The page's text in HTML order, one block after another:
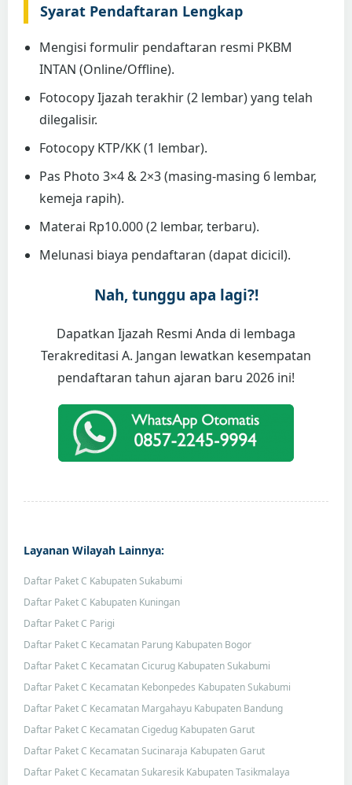
Syarat Pendaftaran Lengkap
Mengisi formulir pendaftaran resmi PKBM
INTAN (Online/Offline).
Fotocopy Ijazah terakhir (2 lembar) yang telah
dilegalisir.
Fotocopy KTP/KK (1 lembar).
Pas Photo 3×4 & 2×3 (masing-masing 6 lembar,
kemeja rapih).
Materai Rp10.000 (2 lembar, terbaru).
Melunasi biaya pendaftaran (dapat dicicil).
Nah, tunggu apa lagi?!
Dapatkan Ijazah Resmi Anda di lembaga
Terakreditasi A. Jangan lewatkan kesempatan
pendaftaran tahun ajaran baru 2026 ini!
Layanan Wilayah Lainnya:
Daftar Paket C Kabupaten Sukabumi
Daftar Paket C Kabupaten Kuningan
Daftar Paket C Parigi
Daftar Paket C Kecamatan Parung Kabupaten Bogor
Daftar Paket C Kecamatan Cicurug Kabupaten Sukabumi
Daftar Paket C Kecamatan Kebonpedes Kabupaten Sukabumi
Daftar Paket C Kecamatan Margahayu Kabupaten Bandung
Daftar Paket C Kecamatan Cigedug Kabupaten Garut
Daftar Paket C Kecamatan Sucinaraja Kabupaten Garut
Daftar Paket C Kecamatan Sukaresik Kabupaten Tasikmalaya